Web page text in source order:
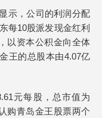
示，公司的利润分配
每10股派发现金红利
以资本公积金向全体
王的总股本由4.07亿
元每股，总市值为
购青岛金王股票两个